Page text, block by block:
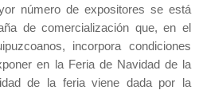
número de expositores se está
de comercialización que, en el
incorpora condiciones
en
la Feriade Navidad de la
de la feria viene dada por la